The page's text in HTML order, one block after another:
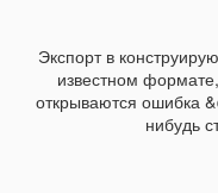
Экспорт в
известном
открываются ошибка
нибудь